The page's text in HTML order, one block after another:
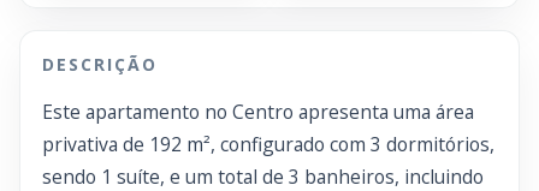
DESCRIÇÃO
Este apartamento no Centro apresenta uma área
privativa de 192 m², configurado com 3 dormitórios,
sendo 1 suíte, e um total de 3 banheiros, incluindo